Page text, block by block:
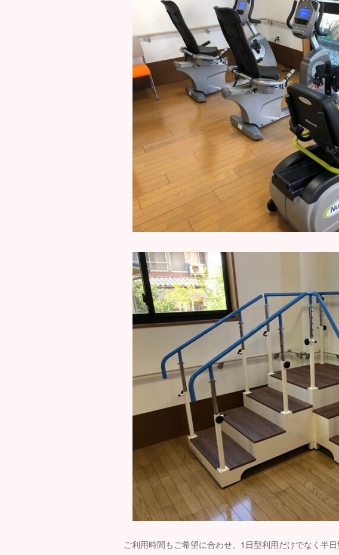
ご利用時間もご希望に合わせ、1日型利用だけでなく半